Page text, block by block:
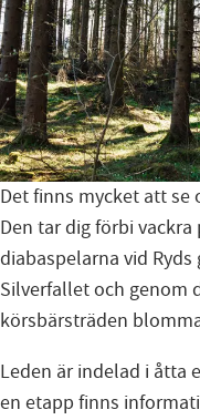
Det finns mycket att
Den tar dig förbi
diabaspelarna vid
Silverfallet och genom
körsbärsträden
Leden är indelad i åtta
en etapp finns